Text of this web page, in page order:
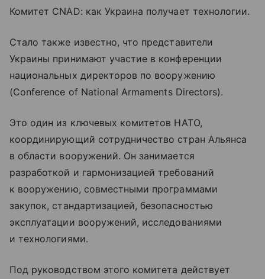
Комитет CNAD: как Украина получает технологии.
Стало также известно, что представители
Украины принимают участие в конференции
национальных директоров по вооружению
(Conference of National Armaments Directors).
Это один из ключевых комитетов НАТО,
координирующий сотрудничество стран Альянса
в области вооружений. Он занимается
разработкой и гармонизацией требований
к вооружению, совместными программами
закупок, стандартизацией, безопасностью
эксплуатации вооружений, исследованиями
и технологиями.
Под руководством этого комитета действует